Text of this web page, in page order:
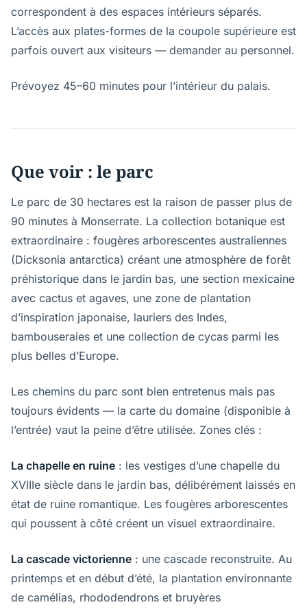
correspondent à des espaces intérieurs séparés.
L’accès aux plates-formes de la coupole supérieure est
parfois ouvert aux visiteurs — demander au personnel.
Prévoyez 45–60 minutes pour l’intérieur du palais.
Que voir : le parc
Le parc de 30 hectares est la raison de passer plus de
90 minutes à Monserrate. La collection botanique est
extraordinaire : fougères arborescentes australiennes
(Dicksonia antarctica) créant une atmosphère de forêt
préhistorique dans le jardin bas, une section mexicaine
avec cactus et agaves, une zone de plantation
d’inspiration japonaise, lauriers des Indes,
bambouseraies et une collection de cycas parmi les
plus belles d’Europe.
Les chemins du parc sont bien entretenus mais pas
toujours évidents — la carte du domaine (disponible à
l’entrée) vaut la peine d’être utilisée. Zones clés :
La chapelle en ruine : les vestiges d’une chapelle du
XVIIIe siècle dans le jardin bas, délibérément laissés en
état de ruine romantique. Les fougères arborescentes
qui poussent à côté créent un visuel extraordinaire.
La cascade victorienne : une cascade reconstruite. Au
printemps et en début d’été, la plantation environnante
de camélias, rhododendrons et bruyères